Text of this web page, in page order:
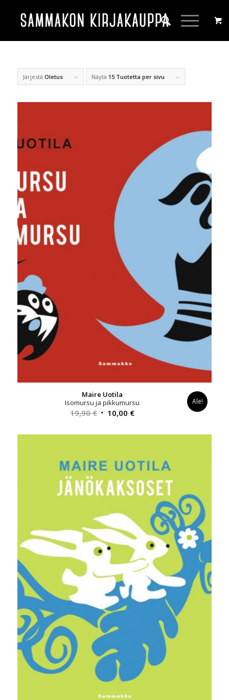
Järjestä Oletus Näytä 15 Tuotetta per sivu
Maire Uotila
Isomursu ja pikkumursu
19,90€ Alkuperäinen
oli:
10,00 €Nykyinen
on:
Ale!